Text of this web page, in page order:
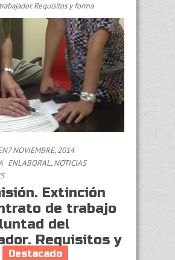
Requisitos y forma
NOVIEMBRE, 2014
ENLABORAL,NOTICIAS
Extinción
de trabajo
del
Requisitos y
Destacado